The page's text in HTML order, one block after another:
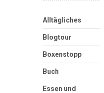
Alltägliches
Blogtour
Boxenstopp
Buch
Essen und